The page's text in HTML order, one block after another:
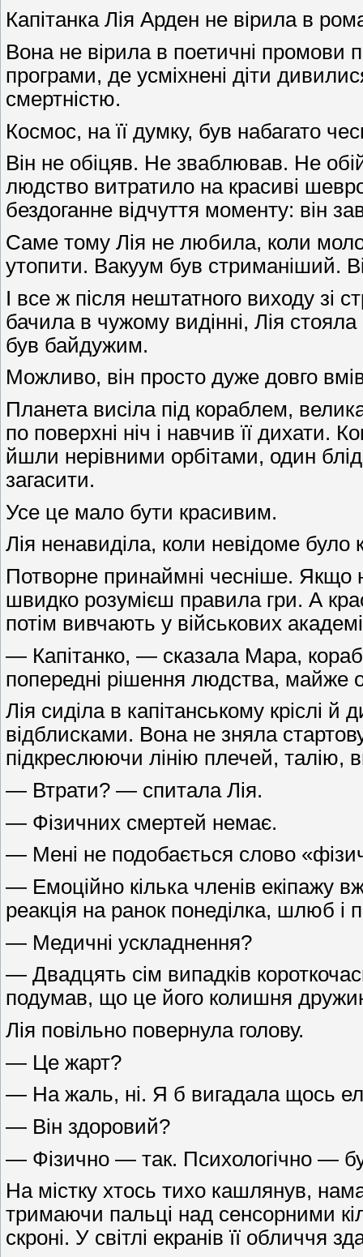
Капітанка Лія Арден не вірила в
Вона не вірила в поетичні промови
програми, де усміхнені діти
смертністю.
Космос, на її думку, був набагато
Він не обіцяв. Не зваблював. Не
людство витратило на красиві
бездоганне відчуття моменту: він
Саме тому Лія не любила, коли
утопити. Вакуум був стриманіший.
І все ж після нештатного виходу зі
бачила в чужому видінні, Лія
був байдужим.
Можливо, він просто дуже довго
Планета висіла під кораблем,
по поверхні ніч і навчив її дихати.
йшли нерівними орбітами, один
загасити.
Усе це мало бути красивим.
Лія ненавиділа, коли невідоме було
Потворне принаймні чесніше. Якщо
швидко розумієш правила гри. А
потім вивчають у військових
— Капітанко, — сказала Мара,
попередні рішення людства, майже
Лія сиділа в капітанському кріслі
відблисками. Вона не зняла
підкреслюючи лінію плечей, талію,
— Втрати? — спитала Лія.
— Фізичних смертей немає.
— Мені не подобається слово
— Емоційно кілька членів екіпажу
реакція на ранок понеділка, шлюб і
— Медичні ускладнення?
— Двадцять сім випадків
подумав, що це його колишня
Лія повільно повернула голову.
— Це жарт?
— На жаль, ні. Я б вигадала щось
— Він здоровий?
— Фізично — так. Психологічно —
На містку хтось тихо кашлянув,
тримаючи пальці над сенсорними
скроні. У світлі екранів її обличчя